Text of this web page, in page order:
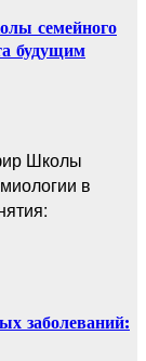
семейного
будущим
Школы
в
заболеваний: